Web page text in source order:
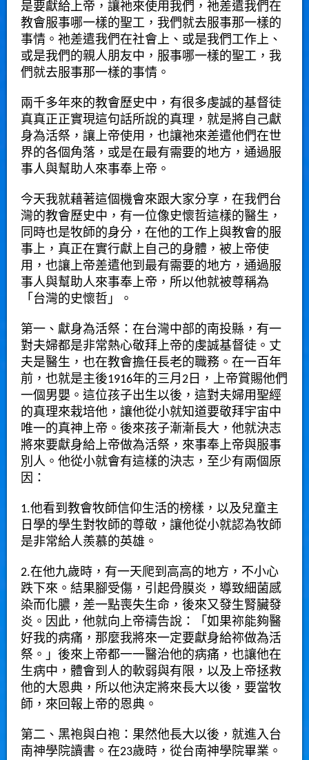
是要獻給上帝，讓祂來使用我們，祂差遣我們在
教會服事哪一樣的聖工，我們就去服事那一樣的
事情。祂差遣我們在社會上、或是我們工作上、
或是我們的親人朋友中，服事哪一樣的聖工，我
們就去服事那一樣的事情。
兩千多年來的教會歷史中，有很多虔誠的基督徒
真真正正實現這句話所說的真理，就是將自己獻
身為活祭，讓上帝使用，也讓祂來差遣他們在世
界的各個角落，或是在最有需要的地方，通過服
事人與幫助人來事奉上帝。
今天我就藉著這個機會來跟大家分享，在我們台
灣的教會歷史中，有一位像史懷哲這樣的醫生，
同時也是牧師的身分，在他的工作上與教會的服
事上，真正在實行獻上自己的身體，被上帝使
用，也讓上帝差遣他到最有需要的地方，通過服
事人與幫助人來事奉上帝，所以他就被尊稱為
「台灣的史懷哲」。
第一、獻身為活祭：在台灣中部的南投縣，有一
對夫婦都是非常熱心敬拜上帝的虔誠基督徒。丈
夫是醫生，也在教會擔任長老的職務。在一百年
前，也就是主後1916年的三月2日，上帝賞賜他們
一個男嬰。這位孩子出生以後，這對夫婦用聖經
的真理來栽培他，讓他從小就知道要敬拜宇宙中
唯一的真神上帝。後來孩子漸漸長大，他就決志
將來要獻身給上帝做為活祭，來事奉上帝與服事
別人。他從小就會有這樣的決志，至少有兩個原
因：
1.他看到教會牧師信仰生活的榜樣，以及兒童主
日學的學生對牧師的尊敬，讓他從小就認為牧師
是非常給人羨慕的英雄。
2.在他九歲時，有一天爬到高高的地方，不小心
跌下來。結果腳受傷，引起骨膜炎，導致細菌感
染而化膿，差一點喪失生命，後來又發生腎臟發
炎。因此，他就向上帝禱告說：「如果祢能夠醫
好我的病痛，那麼我將來一定要獻身給祢做為活
祭。」後來上帝都一一醫治他的病痛，也讓他在
生病中，體會到人的軟弱與有限，以及上帝拯救
他的大恩典，所以他決定將來長大以後，要當牧
師，來回報上帝的恩典。
第二、黑袍與白袍：果然他長大以後，就進入台
南神學院讀書。在23歲時，從台南神學院畢業。